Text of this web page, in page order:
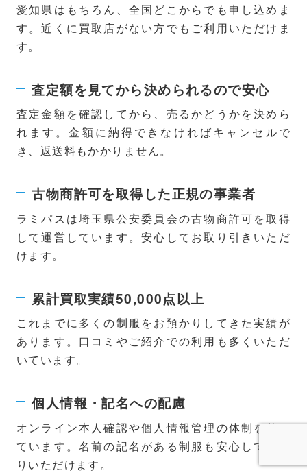
愛知県はもちろん、全国どこからでも申し込めま
す。近くに買取店がない方でもご利用いただけま
す。
査定額を見てから決められるので安心
査定金額を確認してから、売るかどうかを決めら
れます。金額に納得できなければキャンセルで
き、返送料もかかりません。
古物商許可を取得した正規の事業者
ラミパスは埼玉県公安委員会の古物商許可を取得
して運営しています。安心してお取り引きいただ
けます。
累計買取実績50,000点以上
これまでに多くの制服をお預かりしてきた実績が
あります。口コミやご紹介での利用も多くいただ
いています。
個人情報・記名への配慮
オンライン本人確認や個人情報管理の体制を整え
ています。名前の記名がある制服も安心してお送
りいただけます。